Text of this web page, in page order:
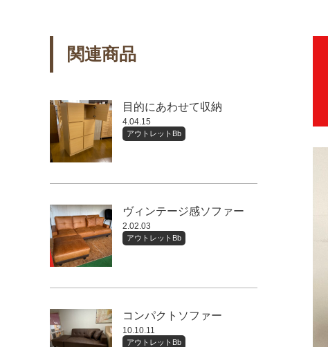
関連商品
目的にあわせて収納
4.04.15
アウトレットBb
ヴィンテージ感ソファー
2.02.03
アウトレットBb
コンパクトソファー
10.10.11
アウトレットBb